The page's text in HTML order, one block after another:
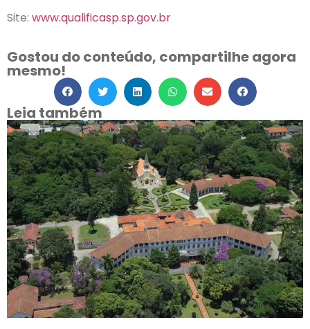
Site: www.qualificasp.sp.gov.br
Gostou do conteúdo, compartilhe agora
mesmo!
Leia também